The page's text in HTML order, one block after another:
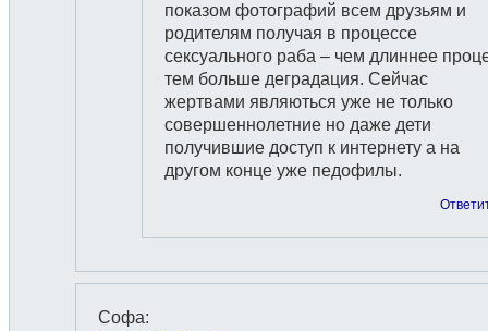
показом фотографий всем друзьям и
родителям получая в процессе
сексуального раба – чем длиннее
тем больше деградация. Сейчас
жертвами являються уже не только
совершеннолетние но даже дети
получившие доступ к интернету а на
другом конце уже педофилы.
Софа: